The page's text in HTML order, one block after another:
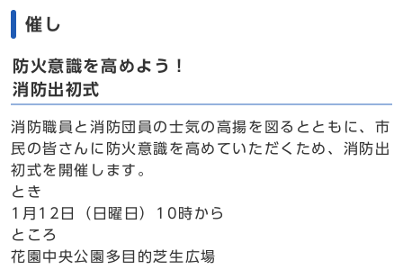
催し
防火意識を高めよう！
消防出初式
消防職員と消防団員の士気の高揚を図るとともに、市
民の皆さんに防火意識を高めていただくため、消防出
初式を開催します。
とき
1月12日（日曜日）10時から
ところ
花園中央公園多目的芝生広場